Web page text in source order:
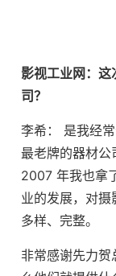
影视工业网：
司？
李希： 是我经
最老牌的器材公
2007 年我也拿
业的发展，对
多样、完整。
非常感谢先力